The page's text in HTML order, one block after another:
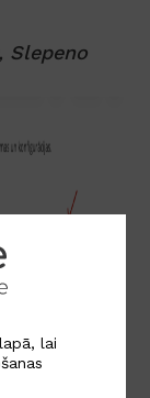
Slepeno
lai